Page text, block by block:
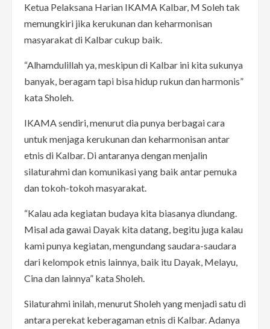
Ketua Pelaksana Harian IKAMA Kalbar, M Soleh tak
memungkiri jika kerukunan dan keharmonisan
masyarakat di Kalbar cukup baik.
“Alhamdulillah ya, meskipun di Kalbar ini kita sukunya
banyak, beragam tapi bisa hidup rukun dan harmonis”
kata Sholeh.
IKAMA sendiri, menurut dia punya berbagai cara
untuk menjaga kerukunan dan keharmonisan antar
etnis di Kalbar. Di antaranya dengan menjalin
silaturahmi dan komunikasi yang baik antar pemuka
dan tokoh-tokoh masyarakat.
“Kalau ada kegiatan budaya kita biasanya diundang.
Misal ada gawai Dayak kita datang, begitu juga kalau
kami punya kegiatan, mengundang saudara-saudara
dari kelompok etnis lainnya, baik itu Dayak, Melayu,
Cina dan lainnya” kata Sholeh.
Silaturahmi inilah, menurut Sholeh yang menjadi satu di
antara perekat keberagaman etnis di Kalbar. Adanya